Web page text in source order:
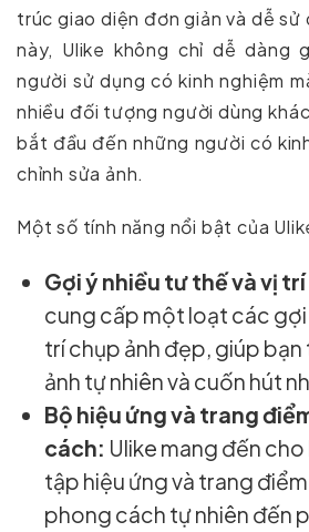
trúc giao diện đơn giản và dễ sử
này, Ulike không chỉ dễ dàng
người sử dụng có kinh nghiệm
nhiều đối tượng người dùng
bắt đầu đến những người có
chỉnh sửa ảnh.
Một số tính năng nổi bật của
Gợi ý nhiều tư thế và vị
cung cấp một loạt các gợi
trí chụp ảnh đẹp, giúp
ảnh tự nhiên và cuốn hút
Bộ hiệu ứng và trang
cách: Ulike mang đến
tập hiệu ứng và trang
phong cách tự nhiên đến